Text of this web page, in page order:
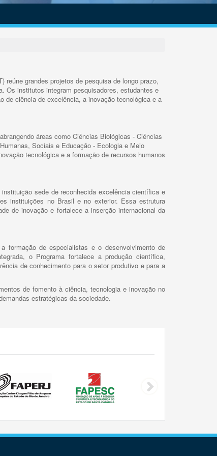
reúne grandes projetos de pesquisa de longo prazo,
Os institutos integram pesquisadores, estudantes e
de ciência de excelência, a inovação tecnológica e a
áreas como Ciências Biológicas - Ciências
Sociais e Educação - Ecologia e Meio
tecnológica e a formação de recursos humanos
sede de reconhecida excelência científica e
instituições no Brasil e no exterior. Essa estrutura
de inovação e fortalece a inserção internacional da
formação de especialistas e o desenvolvimento de
o Programa fortalece a produção científica,
de conhecimento para o setor produtivo e para a
de fomento à ciência, tecnologia e inovação no
estratégicas da sociedade.